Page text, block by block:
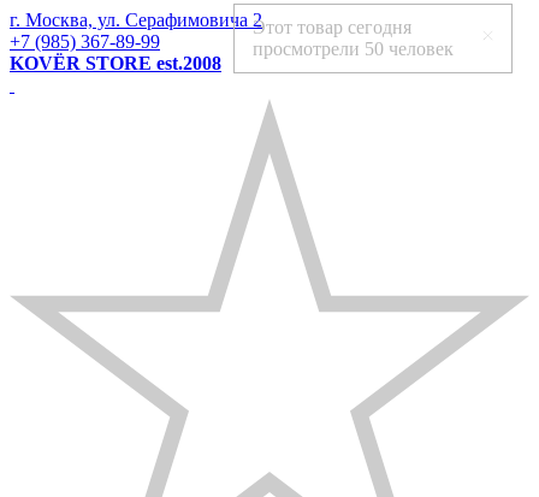
г. Москва, ул. Серафимовича 2
+7 (985) 367-89-99
KOVЁR STORE est.2008
Этот товар сегодня
просмотрели 50 человек